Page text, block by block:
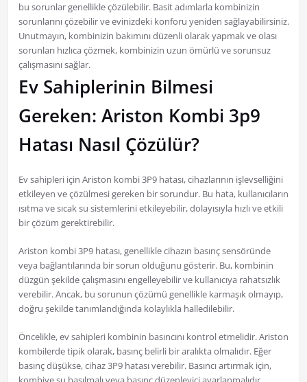
bu sorunlar genellikle çözülebilir. Basit adımlarla kombinizin
sorunlarını çözebilir ve evinizdeki konforu yeniden sağlayabilirsiniz.
Unutmayın, kombinizin bakımını düzenli olarak yapmak ve olası
sorunları hızlıca çözmek, kombinizin uzun ömürlü ve sorunsuz
çalışmasını sağlar.
Ev Sahiplerinin Bilmesi
Gereken: Ariston Kombi 3p9
Hatası Nasıl Çözülür?
Ev sahipleri için Ariston kombi 3P9 hatası, cihazlarının işlevselliğini
etkileyen ve çözülmesi gereken bir sorundur. Bu hata, kullanıcıların
ısıtma ve sıcak su sistemlerini etkileyebilir, dolayısıyla hızlı ve etkili
bir çözüm gerektirebilir.
Ariston kombi 3P9 hatası, genellikle cihazın basınç sensöründe
veya bağlantılarında bir sorun olduğunu gösterir. Bu, kombinin
düzgün şekilde çalışmasını engelleyebilir ve kullanıcıya rahatsızlık
verebilir. Ancak, bu sorunun çözümü genellikle karmaşık olmayıp,
doğru şekilde tanımlandığında kolaylıkla halledilebilir.
Öncelikle, ev sahipleri kombinin basıncını kontrol etmelidir. Ariston
kombilerde tipik olarak, basınç belirli bir aralıkta olmalıdır. Eğer
basınç düşükse, cihaz 3P9 hatası verebilir. Basıncı artırmak için,